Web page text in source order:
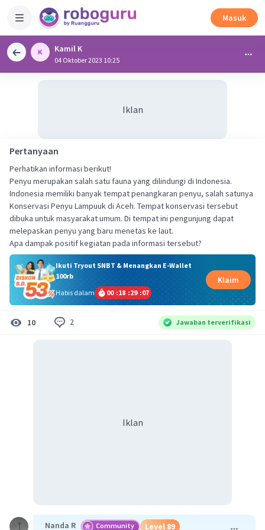
Masuk
Kamil K
04 Oktober 2023 10:25
Iklan
Pertanyaan
Perhatikan informasi berikut!
Penyu merupakan salah satu fauna yang dilindungi di Indonesia.
Indonesia memiliki banyak tempat penangkaran penyu, salah satunya
Konservasi Penyu Lampuuk di Aceh. Tempat konservasi tersebut
dibuka untuk masyarakat umum. Di tempat ini pengunjung dapat
melepaskan penyu yang baru menetas ke laut.
Apa dampak positif kegiatan pada informasi tersebut?
Ikuti Tryout SNBT & Menangkan E-Wallet
100rb
Habis dalam
00 :18 :29 :07
Klaim
10 2 Jawaban terverifikasi
Iklan
Nanda R Community Level 89